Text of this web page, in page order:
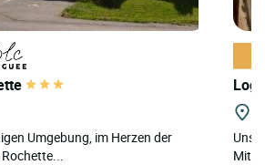
Umgebung, im Herzen der